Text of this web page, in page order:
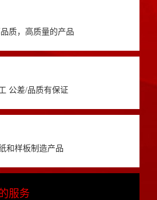
质，高质量的产品
公差/品质有保证
和样板制造产品
服务